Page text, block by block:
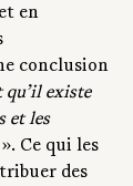
en
conclusion
existe
et les
Ce qui les
des